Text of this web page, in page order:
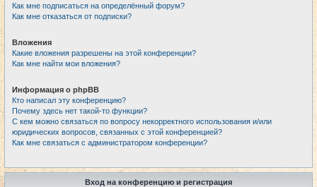
Как мне подписаться на определённый форум?
Как мне отказаться от подписки?
Вложения
Какие вложения разрешены на этой конференции?
Как мне найти мои вложения?
Информация о phpBB
Кто написал эту конференцию?
Почему здесь нет такой-то функции?
С кем можно связаться по вопросу некорректного использования и/или
юридических вопросов, связанных с этой конференцией?
Как мне связаться с администратором конференции?
Вход на конференцию и регистрация